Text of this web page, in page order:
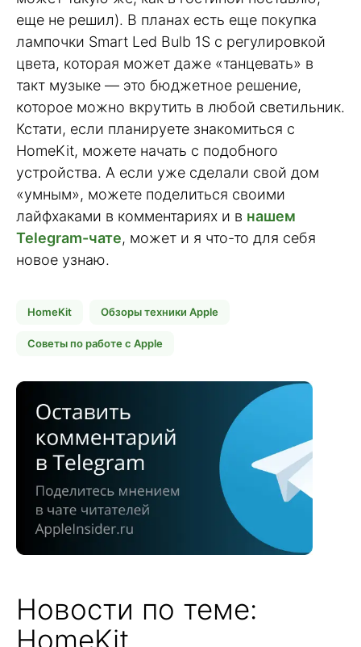
еще не решил). В планах есть еще покупка
лампочки Smart Led Bulb 1S с регулировкой
цвета, которая может даже «танцевать» в
такт музыке — это бюджетное решение,
которое можно вкрутить в любой светильник.
Кстати, если планируете знакомиться с
HomeKit, можете начать с подобного
устройства. А если уже сделали свой дом
«умным», можете поделиться своими
лайфхаками в комментариях и в нашем
Telegram-чате, может и я что-то для себя
новое узнаю.
HomeKit Обзоры техники Apple
Советы по работе с Apple
Новости по теме:
HomeKit